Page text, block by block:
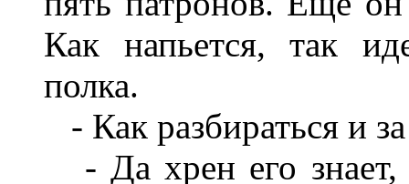
Как напьется, так
полка.
- Как разбираться и
- Да хрен его знает,